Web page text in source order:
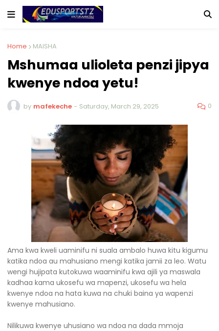
Home MAISHA
Mshumaa ulioleta penzi jipya
kwenye ndoa yetu!
by mafekeche - Saturday, March 29, 2025 0
Ama kwa kweli uaminifu ni suala ambalo huwa kitu kigumu
katika ndoa au mahusiano mengi katika jamii za leo. Watu
wengi hujipata kutokuwa waaminifu kwa ajili ya maswala
kadhaa kama ukosefu wa mapenzi, ukosefu wa hela
kwenye ndoa na hata kuwa na chuki baina ya wapenzi
kwenye mahusiano.
Nilikuwa kwenye uhusiano wa ndoa na dada mmoja